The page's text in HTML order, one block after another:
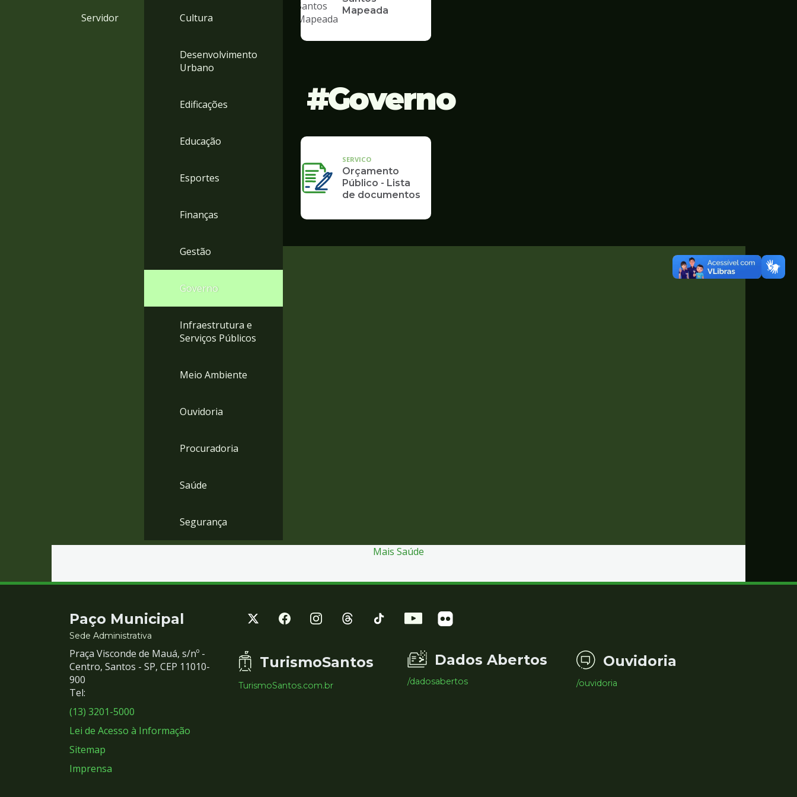
Servidor Cultura
Desenvolvimento
Urbano
Edificações
Educação
Esportes
Finanças
Gestão
Governo
Infraestrutura e
Serviços Públicos
Meio Ambiente
Ouvidoria
Procuradoria
Saúde
Segurança
Mapeada
Governo
SERVICO
Orçamento
Público - Lista
de documentos
Mais Saúde
Contato
e
Redes
Sociais
Paço Municipal
Sede Administrativa
Praça Visconde de Mauá, s/nº -
Centro, Santos - SP, CEP 11010-
900
Tel:
(13) 3201-5000
Lei de Acesso à Informação
Sitemap
Imprensa
TurismoSantos
TurismoSantos.com.br
Dados Abertos
/dadosabertos
Ouvidoria
/ouvidoria